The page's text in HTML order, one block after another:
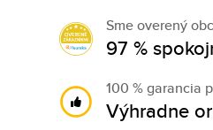
Sme overený
97 %
100 % garancia
Výhradne